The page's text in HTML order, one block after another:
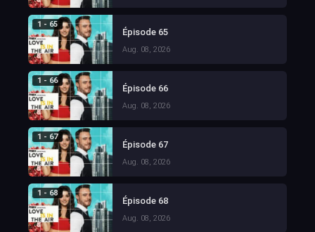
1 - 65
Épisode 65
Aug. 08, 2026
1 - 66
Épisode 66
Aug. 08, 2026
1 - 67
Épisode 67
Aug. 08, 2026
1 - 68
Épisode 68
Aug. 08, 2026